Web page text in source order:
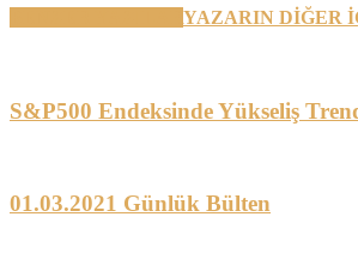
YAZARIN DİĞER
S&P500 Endeksinde Yükseliş
01.03.2021 Günlük Bülten